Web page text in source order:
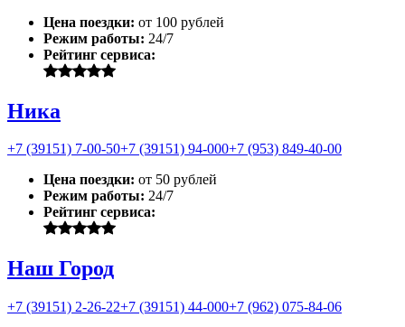
Цена поездки: от 100 рублей
Режим работы: 24/7
Рейтинг сервиса:
Ника
+7 (39151) 7-00-50+7 (39151) 94-000+7 (953) 849-40-00
Цена поездки: от 50 рублей
Режим работы: 24/7
Рейтинг сервиса:
Наш Город
+7 (39151) 2-26-22+7 (39151) 44-000+7 (962) 075-84-06